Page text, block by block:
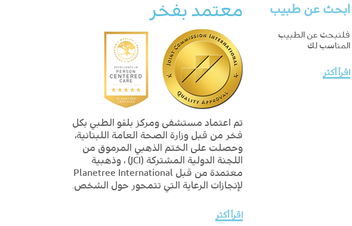
ابحث عن طبيب
فلنبحث عن الطبيب
المناسب لك
اقرأ أكثر
معتمد بفخر
تم اعتماد مستشفى ومركز بلڨو الطبي بكل
فخر من قبل وزارة الصحة العامة اللبنانية،
وحصلت على الختم الذهبي المرموق من
اللجنة الدولية المشتركة (JCI) ، وذهبية
معتمدة من قبل Planetree International
لإنجازات الرعاية التي تتمحور حول الشخص.
اقرأ أكثر